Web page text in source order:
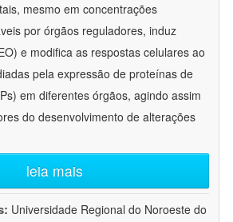
mesmo em concentrações
por órgãos reguladores, induz
e modifica as respostas celulares ao
pela expressão de proteínas de
em diferentes órgãos, agindo assim
do desenvolvimento de alterações
leia mais
Universidade Regional do Noroeste do